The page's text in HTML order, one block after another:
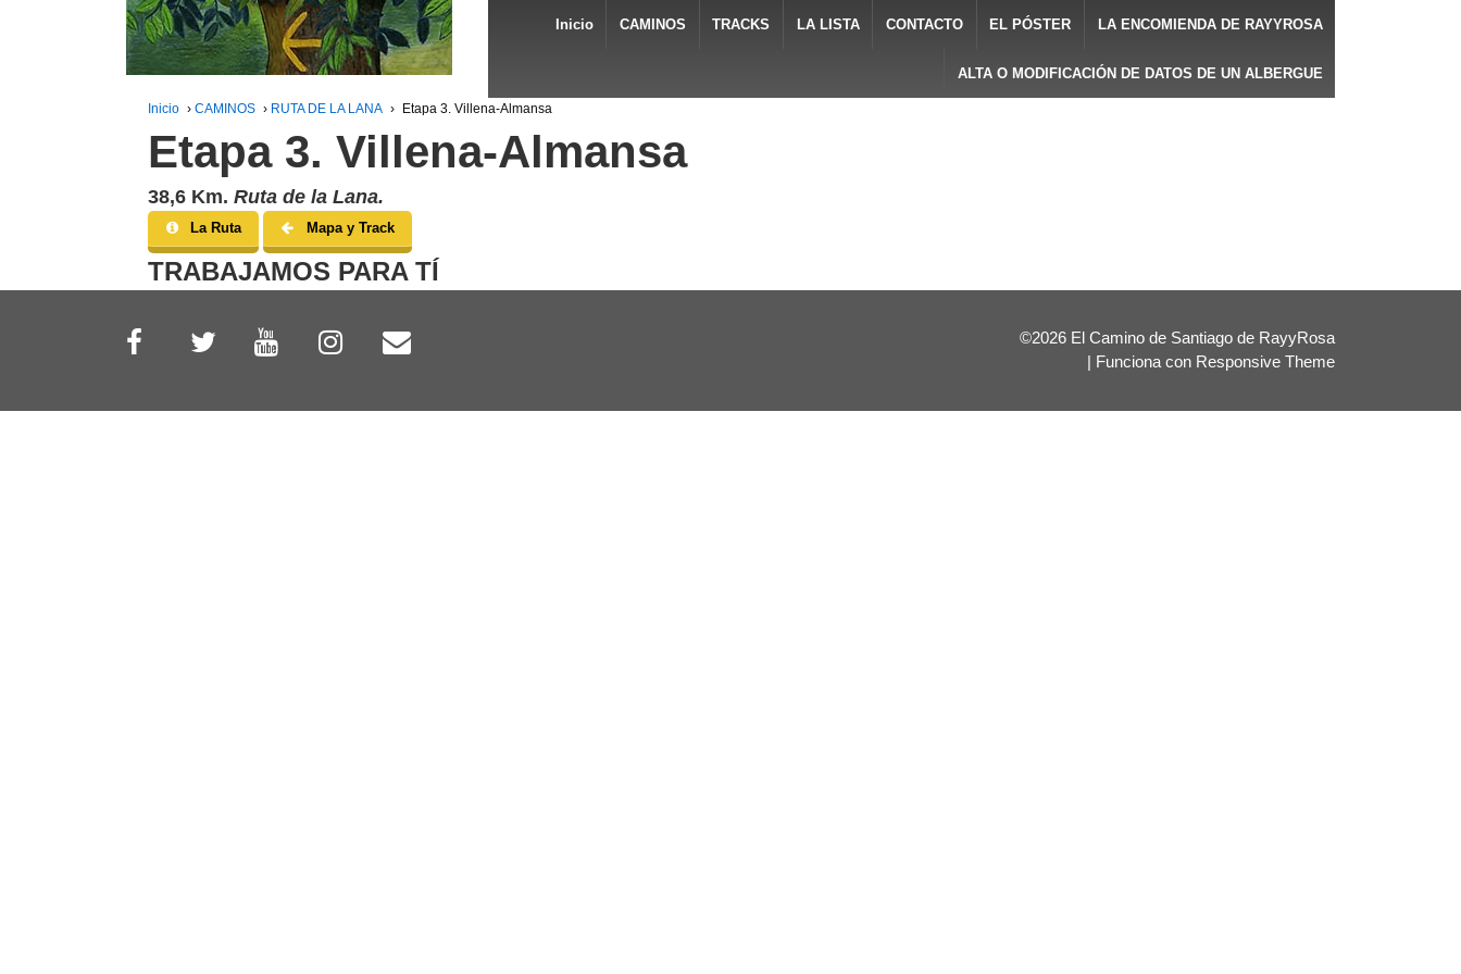
Inicio CAMINOS TRACKS LA LISTA CONTACTO EL PÓSTER LA ENCOMIENDA DE RAYYROSA
ALTA O MODIFICACIÓN DE DATOS DE UN ALBERGUE
Inicio › CAMINOS › RUTA DE LA LANA › Etapa 3. Villena-Almansa
Etapa 3. Villena-Almansa
38,6 Km. Ruta de la Lana.
La Ruta Mapa y Track
TRABAJAMOS PARA TÍ
©2026 El Camino de Santiago de RayyRosa
| Funciona con Responsive Theme